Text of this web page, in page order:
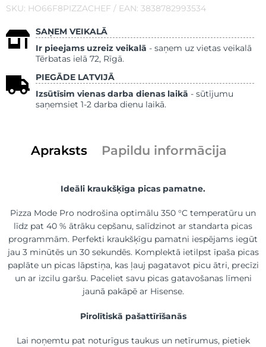
SKU: HO66F8PIZZACHEF / EAN: 3838782993534
SAŅEM VEIKALĀ
Ir pieejams uzreiz veikalā - saņem uz vietas veikalā
Tērbatas ielā 72, Rīgā.
PIEGĀDE LATVIJĀ
Izsūtīsim vienas darba dienas laikā - sūtījumu
saņemsiet 1-2 darba dienu laikā.
Apraksts Papildu informācija
Ideāli kraukšķīga picas pamatne.
Pizza Mode Pro nodrošina optimālu 350 °C temperatūru un
līdz pat 40 % ātrāku cepšanu, salīdzinot ar standarta picas
programmām. Perfekti kraukšķīgu pamatni iespējams iegūt
jau 3 minūtēs un 30 sekundēs. Komplektā ietilpst īpaša picas
paplāte un picas lāpstiņa, kas ļauj pagatavot picu ātri, precīzi
un ar izcilu garšu. Paceliet savu picas gatavošanas līmeni
jaunā pakāpē ar Hisense.
Piro­lītiskā pašattīrīšanās
Lai noņemtu pat noturīgus taukus un netīrumus, pietiek